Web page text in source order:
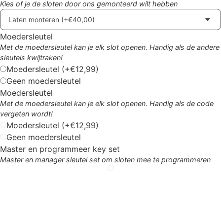
Kies of je de sloten door ons gemonteerd wilt hebben
Moedersleutel
Met de moedersleutel kan je elk slot openen. Handig als de andere
sleutels kwijtraken!
Moedersleutel (+€12,99)
Geen moedersleutel
Moedersleutel
Met de moedersleutel kan je elk slot openen. Handig als de code
vergeten wordt!
Moedersleutel (+€12,99)
Geen moedersleutel
Master en programmeer key set
Master en manager sleutel set om sloten mee te programmeren